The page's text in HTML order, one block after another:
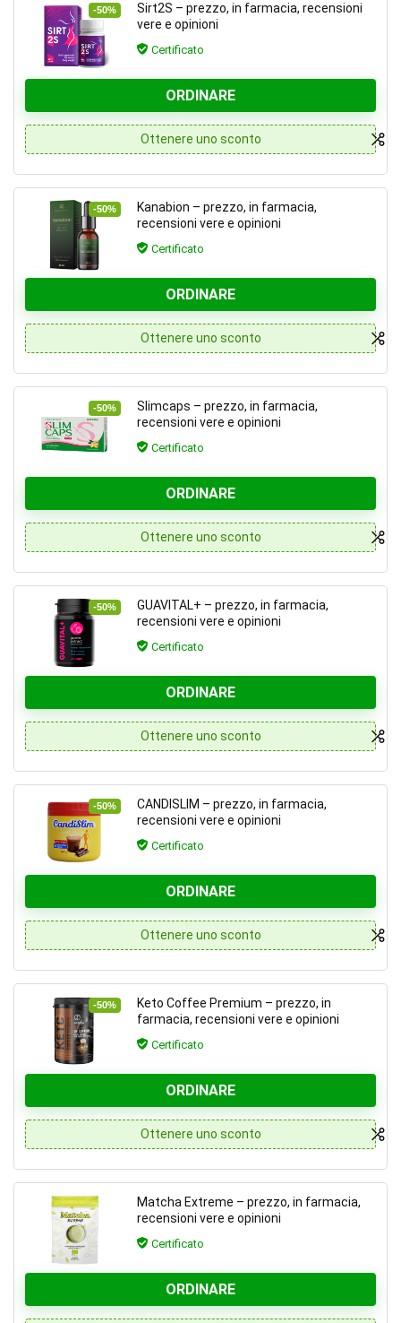
-50%
Sirt2S – prezzo, in farmacia, recensioni
vere e opinioni
Certificato
ORDINARE
Ottenere uno sconto
-50%
Kanabion – prezzo, in farmacia,
recensioni vere e opinioni
Certificato
ORDINARE
Ottenere uno sconto
-50%
Slimcaps – prezzo, in farmacia,
recensioni vere e opinioni
Certificato
ORDINARE
Ottenere uno sconto
-50%
GUAVITAL+ – prezzo, in farmacia,
recensioni vere e opinioni
Certificato
ORDINARE
Ottenere uno sconto
-50%
CANDISLIM – prezzo, in farmacia,
recensioni vere e opinioni
Certificato
ORDINARE
Ottenere uno sconto
-50%
Keto Coffee Premium – prezzo, in
farmacia, recensioni vere e opinioni
Certificato
ORDINARE
Ottenere uno sconto
Matcha Extreme – prezzo, in farmacia,
recensioni vere e opinioni
Certificato
ORDINARE